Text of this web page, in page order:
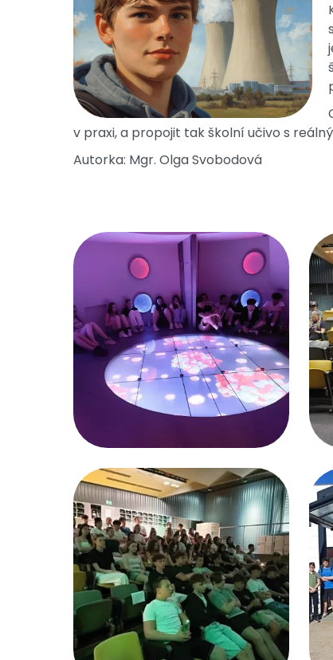
v praxi, a propojit tak školní učivo s
Autorka: Mgr. Olga Svobodová